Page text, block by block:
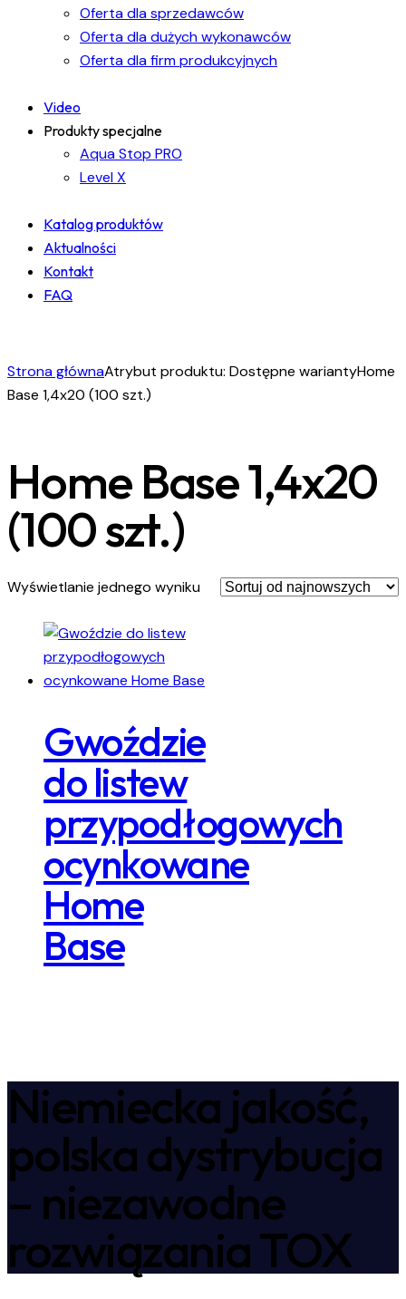
Oferta dla sprzedawców
Oferta dla dużych wykonawców
Oferta dla firm produkcyjnych
Video
Produkty specjalne
Aqua Stop PRO
Level X
Katalog produktów
Aktualności
Kontakt
FAQ
1
Strona głównaAtrybut produktu: Dostępne wariantyHome
Base 1,4x20 (100 szt.)
Home Base 1,4x20
(100 szt.)
Wyświetlanie jednego wyniku
Gwoździe
do listew
przypodłogowych
ocynkowane
Home
Base
Niemiecka jakość,
polska dystrybucja
– niezawodne
rozwiązania TOX